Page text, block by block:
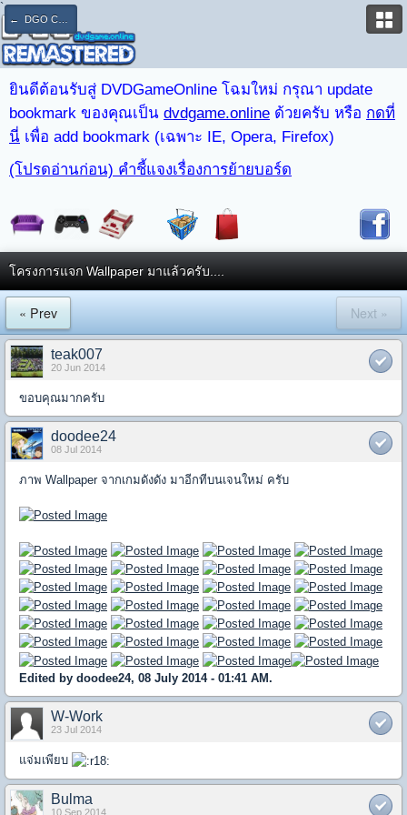
`
← DGO CLUB : PS4 & PS3
ยินดีต้อนรับสู่ DVDGameOnline โฉมใหม่ กรุณา update
bookmark ของคุณเป็น dvdgame.online ด้วยครับ หรือ กดที่
นี่ เพื่อ add bookmark (เฉพาะ IE, Opera, Firefox)
(โปรดอ่านก่อน) คำชี้แจงเรื่องการย้ายบอร์ด
โครงการแจก Wallpaper มาแล้วครับ....
« Prev Next »
teak007
20 Jun 2014
ขอบคุณมากครับ
doodee24
08 Jul 2014
ภาพ Wallpaper จากเกมดังดัง มาอีกทีบนเจนใหม่ ครับ
Edited by doodee24, 08 July 2014 - 01:41 AM.
W-Work
23 Jul 2014
แจ่มเพียบ
Bulma
10 Sep 2014